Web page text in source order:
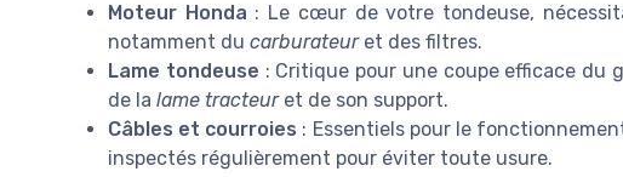
Moteur Honda : Le cœur de votre tondeuse,
notamment du carburateuret des filtres.
Lame tondeuse : Critique pour une coupe efficace du
de la lame tracteuret de son support.
Câbles et courroies : Essentiels pour le
inspectés régulièrement pour éviter toute usure.